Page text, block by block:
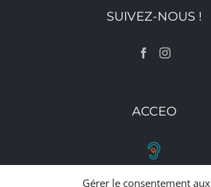
Gérer le consentement aux
SUIVEZ-NOUS !
ACCEO